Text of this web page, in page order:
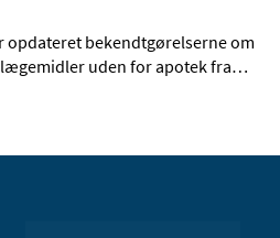
bekendtgørelserne om
uden for apotek fra…